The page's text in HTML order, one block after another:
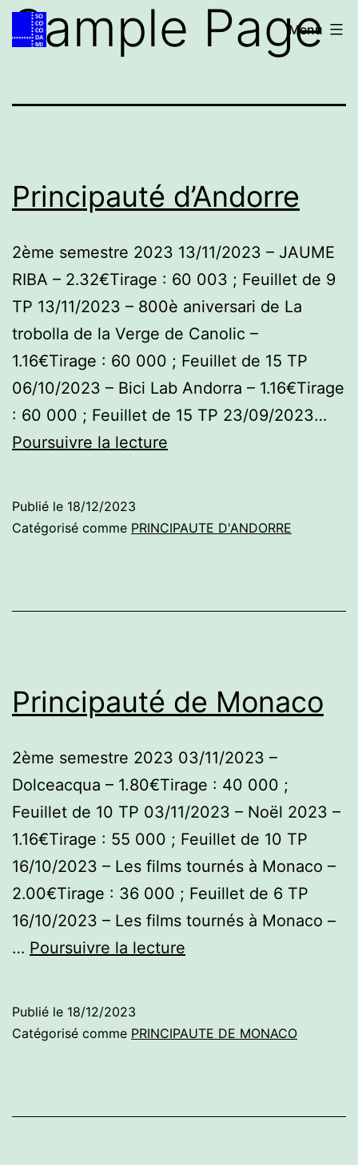
Aller
au
Accueil
Menu
Sample Page
Principauté d’Andorre
2ème semestre 2023 13/11/2023 – JAUME
RIBA – 2.32€Tirage : 60 003 ; Feuillet de 9
TP 13/11/2023 – 800è aniversari de La
trobolla de la Verge de Canolic –
1.16€Tirage : 60 000 ; Feuillet de 15 TP
06/10/2023 – Bici Lab Andorra – 1.16€Tirage
: 60 000 ; Feuillet de 15 TP 23/09/2023…
Poursuivre la lecture
Publié le 18/12/2023
Catégorisé comme PRINCIPAUTE D'ANDORRE
Principauté de Monaco
2ème semestre 2023 03/11/2023 –
Dolceacqua – 1.80€Tirage : 40 000 ;
Feuillet de 10 TP 03/11/2023 – Noël 2023 –
1.16€Tirage : 55 000 ; Feuillet de 10 TP
16/10/2023 – Les films tournés à Monaco –
2.00€Tirage : 36 000 ; Feuillet de 6 TP
16/10/2023 – Les films tournés à Monaco –
… Poursuivre la lecture
Publié le 18/12/2023
Catégorisé comme PRINCIPAUTE DE MONACO